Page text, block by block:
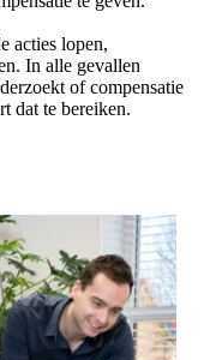
acties lopen,
In alle gevallen
of compensatie
dat te bereiken.